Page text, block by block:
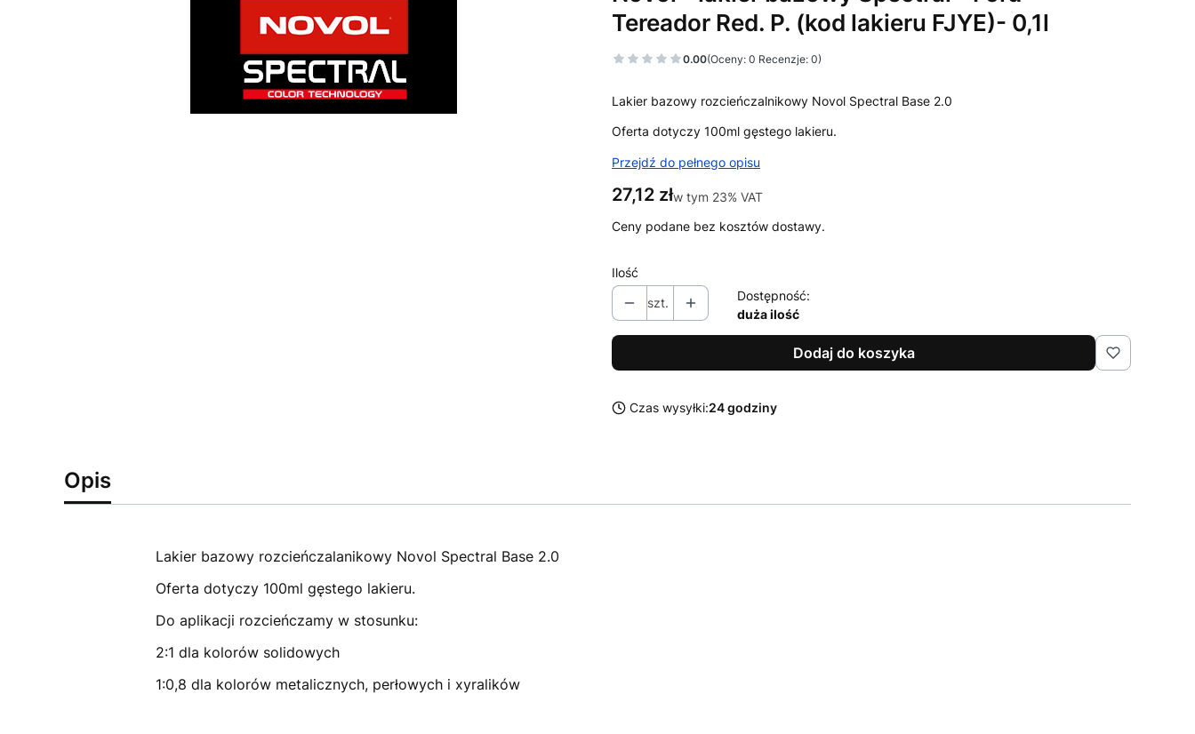
Tereador Red. P. (kod lakieru FJYE)- 0,1l
0.00(Oceny: 0 Recenzje: 0)
Lakier bazowy rozcieńczalnikowy Novol Spectral Base 2.0
Oferta dotyczy 100ml gęstego lakieru.
Przejdź do pełnego opisu
Cena
27,12 złw tym 23% VAT
w tym 23% VAT
Ceny podane bez kosztów dostawy.
Ilość
szt.
Dostępność:
duża ilość
Dodaj do koszyka
Czas wysyłki:24 godziny
Opis
Lakier bazowy rozcieńczalanikowy Novol Spectral Base 2.0
Oferta dotyczy 100ml gęstego lakieru.
Do aplikacji rozcieńczamy w stosunku:
2:1 dla kolorów solidowych
1:0,8 dla kolorów metalicznych, perłowych i xyralików